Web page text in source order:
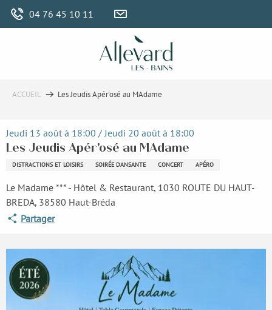
Aller
04 76 45 10 11
ACCUEIL Les Jeudis Apér'osé au MAdame
Jeudi 13 août à 18:00 / Jeudi 20 août à 18:00
Les Jeudis Apér'osé au MAdame
DISTRACTIONS ET LOISIRS SOIRÉE DANSANTE CONCERT APÉRO
Le Madame *** - Hôtel & Restaurant, 1030 ROUTE DU HAUT-
BREDA, 38580 Haut-Bréda
Partager